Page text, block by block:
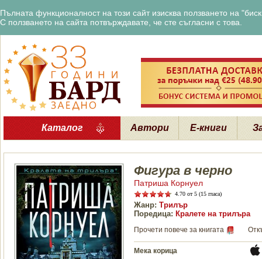
Пълната функционалност на този сайт изисква ползването на
С ползването на сайта потвърждавате, че сте съгласни с това.
Каталог Автори Е-книги
Фигура в черно
Патриша Корнуел
4.70 от 5 (15 гласа)
Жанр: Трилър
Поредица: Кралете на трилъра
Прочети повече за книгата
Мека корица